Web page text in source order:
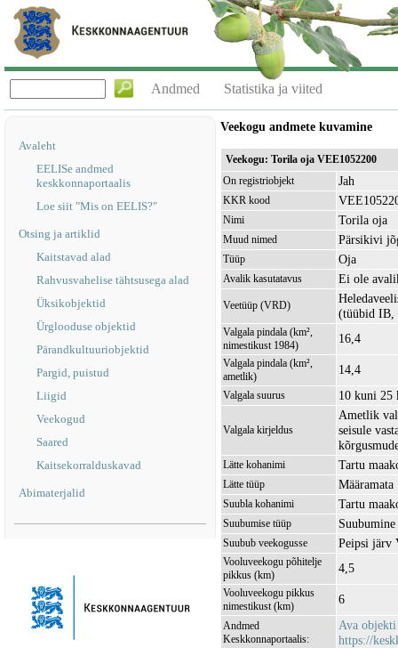
Andmed Statistika ja viited
Avaleht
EELISe andmed
keskkonnaportaalis
Loe siit "Mis on EELIS?"
Otsing ja artiklid
Kaitstavad alad
Rahvusvahelise tähtsusega alad
Üksikobjektid
Ürglooduse objektid
Pärandkultuuriobjektid
Pargid, puistud
Liigid
Veekogud
Saared
Kaitsekorralduskavad
Abimaterjalid
Veekogu andmete kuvamine
Veekogu: Torila oja VEE1052200
On registriobjekt
Jah
KKR kood
Nimi Torila oja
Muud nimed Pärsikivi
Tüüp Oja
Avalik kasutatavus Ei ole
Veetüüp (VRD)
(tüübid
Valgala pindala (km²,
nimestikust 1984)
16,4
Valgala pindala (km²,
ametlik)
14,4
Valgala suurus 10 kuni 25
Valgala kirjeldus
Ametlik
seisule
Lätte kohanimi Tartu
Lätte tüüp Määramata
Suubla kohanimi Tartu
Suubumise tüüp Suubumine
Suubub veekogusse Peipsi järv
Vooluveekogu põhitelje
pikkus (km)
4,5
Vooluveekogu pikkus
nimestikust (km)
6
Andmed
Keskkonnaportaalis:
Ava objekti
https://